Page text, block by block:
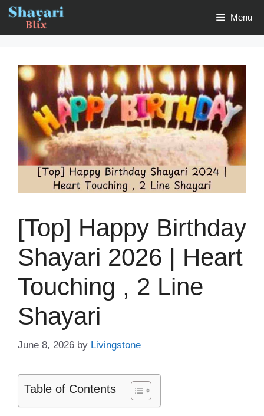
Skip
content
Menu
[Top] Happy Birthday
Shayari 2026 | Heart
Touching , 2 Line
Shayari
June 8, 2026 by Livingstone
Table of Contents